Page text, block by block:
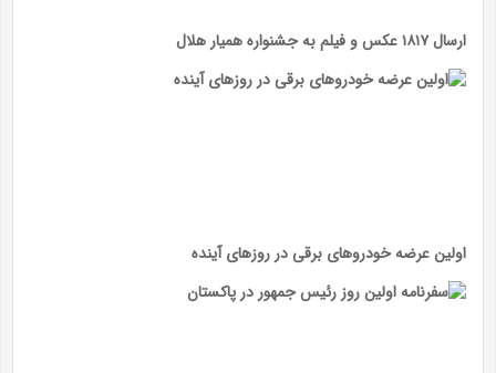
ارسال ۱۸۱۷ عکس و فیلم به جشنواره همیار هلال
اولین عرضه خودرو‌های برقی در روز‌های آینده